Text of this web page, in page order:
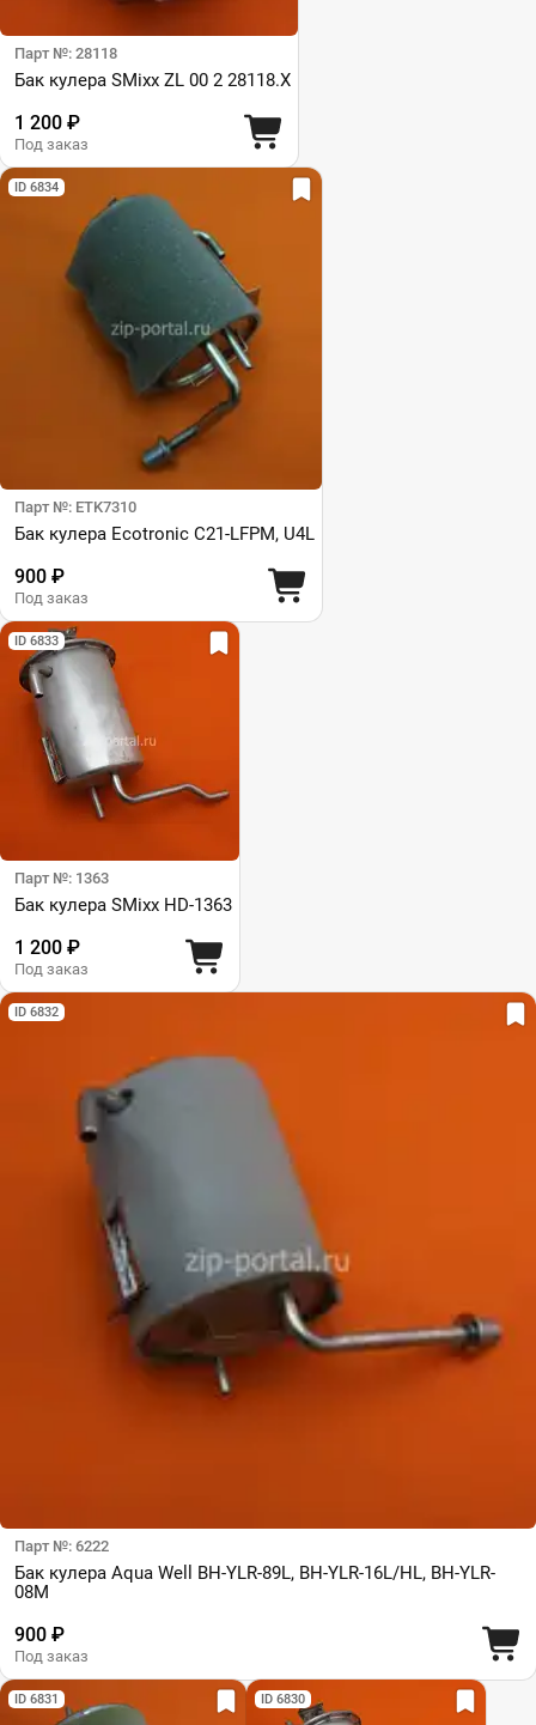
Парт №: 28118
Бак кулера SMixx ZL 00 2 28118.X
1 200 ₽
Под заказ
ID 6834
Парт №: ETK7310
Бак кулера Ecotronic C21-LFPM, U4L
900 ₽
Под заказ
ID 6833
Парт №: 1363
Бак кулера SMixx HD-1363
1 200 ₽
Под заказ
ID 6832
Парт №: 6222
Бак кулера Aqua Well BH-YLR-89L, BH-YLR-16L/HL, BH-YLR-
08M
900 ₽
Под заказ
ID 6831 ID 6830